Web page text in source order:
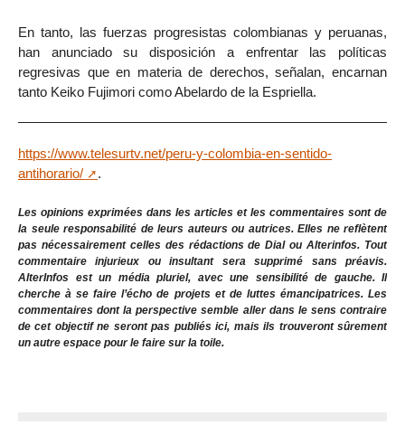
En tanto, las fuerzas progresistas colombianas y peruanas,
han anunciado su disposición a enfrentar las políticas
regresivas que en materia de derechos, señalan, encarnan
tanto Keiko Fujimori como Abelardo de la Espriella.
https://www.telesurtv.net/peru-y-colombia-en-sentido-
antihorario/
.
Les opinions exprimées dans les articles et les commentaires sont de
la seule responsabilité de leurs auteurs ou autrices. Elles ne reflètent
pas nécessairement celles des rédactions de Dial ou Alterinfos. Tout
commentaire injurieux ou insultant sera supprimé sans préavis.
AlterInfos est un média pluriel, avec une sensibilité de gauche. Il
cherche à se faire l’écho de projets et de luttes émancipatrices. Les
commentaires dont la perspective semble aller dans le sens contraire
de cet objectif ne seront pas publiés ici, mais ils trouveront sûrement
un autre espace pour le faire sur la toile.